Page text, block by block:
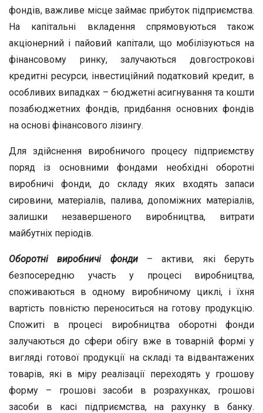
фондів, важливе місце займає прибуток підприємства.
На капітальні вкладення спрямовуються також
акціонерний і пайовий капітали, що мобілізуються на
фінансовому ринку, залучаються довгострокові
кредитні ресурси, інвестиційний податковий кредит, в
особливих випадках – бюджетні асигнування та кошти
позабюджетних фондів, придбання основних фондів
на основі фінансового лізингу.
Для здійснення виробничого процесу підприємству
поряд із основними фондами необхідні оборотні
виробничі фонди, до складу яких входять запаси
сировини, матеріалів, палива, допоміжних матеріалів,
залишки незавершеного виробництва, витрати
майбутніх періодів.
Оборотні виробничі фонди– активи, які беруть
безпосередню участь у процесі виробництва,
споживаються в одному виробничому циклі, і їхня
вартість повністю переноситься на готову продукцію.
Спожиті в процесі виробництва оборотні фонди
залучаються до сфери обігу вже в товарній формі у
вигляді готової продукції на складі та відвантажених
товарів, які в міру реалізації переходять у грошову
форму – грошові засоби в розрахунках, грошові
засоби в касі підприємства, на рахунку в банку.